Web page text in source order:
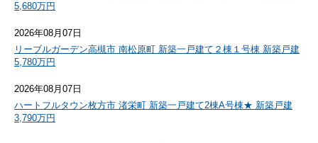
5,680万円
2026年08月07日
リーブルガーデン高槻市 南松原町 新築一戸建て２棟１号棟 新築戸建
5,780万円
2026年08月07日
ハートフルタウン枚方市 渚栄町 新築一戸建て2棟A号棟★ 新築戸建
3,790万円